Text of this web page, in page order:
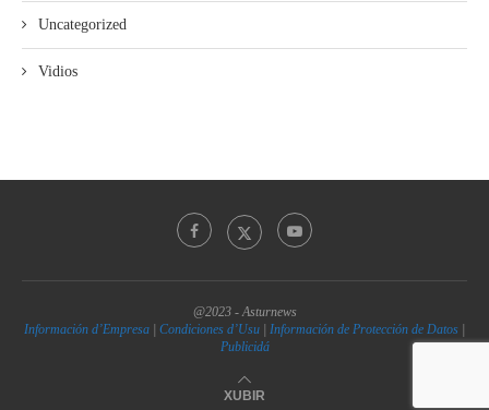
Uncategorized
Vidios
@2023 - Asturnews
Información d’Empresa | Condiciones d’Usu | Información de Protección de Datos |
Publicidá
XUBIR